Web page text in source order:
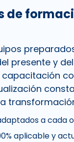
de
presente y
a cada
aplicable y